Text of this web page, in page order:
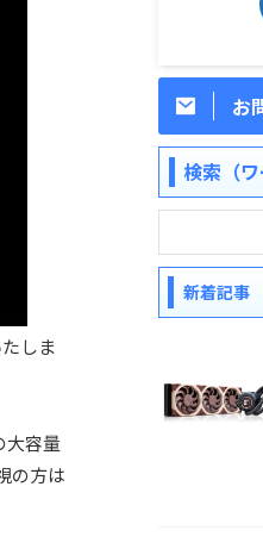
しま
大容量
の方は
お
検索（ワ
新着記事